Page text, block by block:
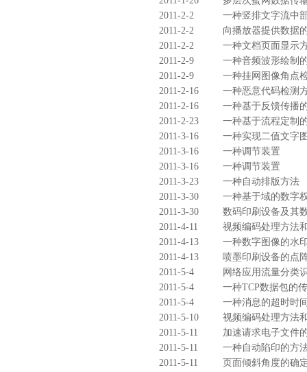
2011-2-2
一种竖排文字流中
2011-2-2
向播放器提供数据
2011-2-2
一种文档页面显示
2011-2-9
一种音频波形绘制
2011-2-9
一种挂网图像角点
2011-2-16
一种恶意代码检测
2011-2-16
一种基于反馈传播
2011-2-23
一种基于流程定制
2011-3-16
一种实现二值文字
2011-3-16
一种调节装置
2011-3-16
一种调节装置
2011-3-23
一种自动排版方法
2011-3-30
一种基于域的数字
2011-3-30
数码印刷设备及其
2011-4-11
视频编码处理方法
2011-4-13
一种数字图像的水
2011-4-13
喷墨印刷设备的点
2011-5-4
网络应用流量分类
2011-5-4
一种TCP数据包的
2011-5-4
一种消息的超时时
2011-5-10
视频编码处理方法
2011-5-11
加速请求电子文件
2011-5-11
一种自动陷印的方
2011-5-11
页面倾斜角度的确